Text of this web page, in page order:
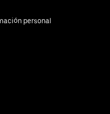
personal